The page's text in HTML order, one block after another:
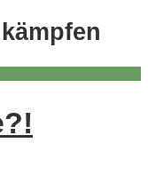
kämpfen